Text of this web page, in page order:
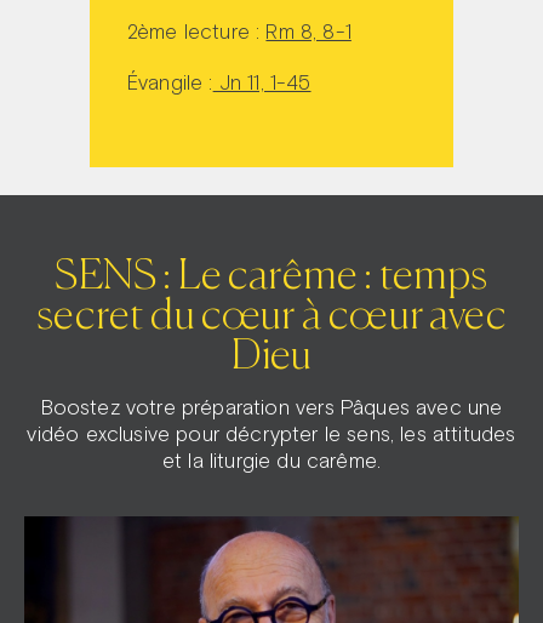
2ème lecture : Rm 8, 8-1
Évangile : Jn 11, 1-45
SENS : Le carême : temps
secret du cœur à cœur avec
Dieu
Boostez votre préparation vers Pâques avec une
vidéo exclusive pour décrypter le sens, les attitudes
et la liturgie du carême.